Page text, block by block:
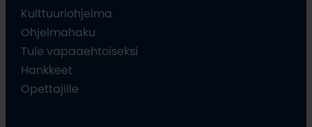
Kulttuuriohjelma
Ohjelmahaku
Tule vapaaehtoiseksi
Hankkeet
Opettajille